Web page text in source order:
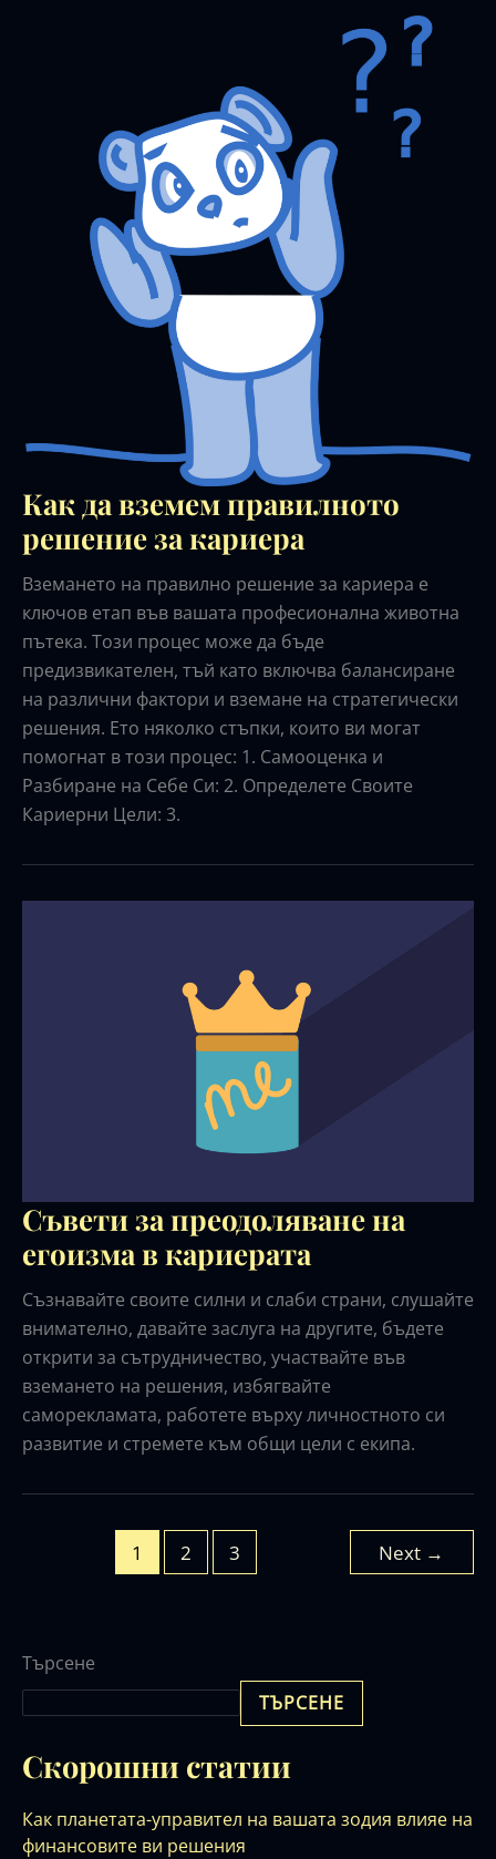
Как да вземем правилното
решение за кариера
Вземането на правилно решение за кариера е
ключов етап във вашата професионална животна
пътека. Този процес може да бъде
предизвикателен, тъй като включва балансиране
на различни фактори и вземане на стратегически
решения. Ето няколко стъпки, които ви могат
помогнат в този процес: 1. Самооценка и
Разбиране на Себе Си: 2. Определете Своите
Кариерни Цели: 3.
Съвети за преодоляване на
егоизма в кариерата
Съзнавайте своите силни и слаби страни, слушайте
внимателно, давайте заслуга на другите, бъдете
открити за сътрудничество, участвайте във
вземането на решения, избягвайте
саморекламата, работете върху личностното си
развитие и стремете към общи цели с екипа.
1 2 3 Next →
Търсене
ТЪРСЕНЕ
Скорошни статии
Как планетата-управител на вашата зодия влияе на
финансовите ви решения